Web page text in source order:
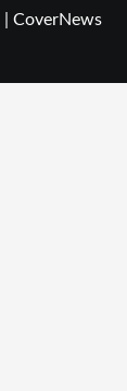
CoverNews